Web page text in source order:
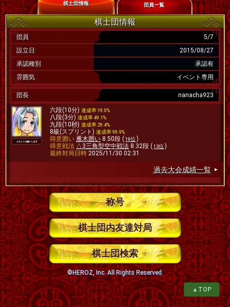
棋士団情報 団員一覧
棋士団情報
団員
5/7
設立日
2015/08/27
承認種別
承認有
雰囲気
イベント専用
団長 nanacha923
六段(10分)達成率 19.0%
八段(3分)達成率 49.1%
九段(10秒)達成率 29.4%
8級(スプリント)達成率 99.9%
得意囲い 雁木囲い 8.50段 (19位 )
得意戦法 △3三角型空中戦法 8.32段 (13位 )
最終対局日時 2025/11/30 02:31
過去大会成績一覧
称号
棋士団内友達対局
棋士団検索
©HEROZ, Inc. All Rights Reserved.
▲TOP